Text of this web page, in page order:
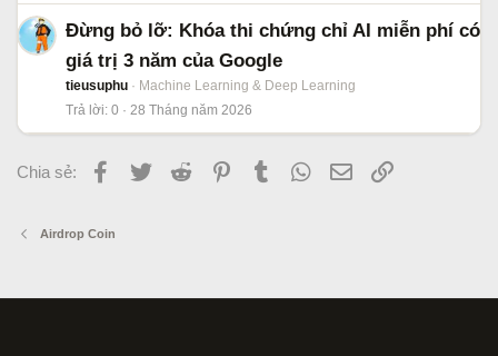
Đừng bỏ lỡ: Khóa thi chứng chỉ AI miễn phí có
giá trị 3 năm của Google
tieusuphu
Machine Learning & Deep Learning
Trả lời 0 28 Tháng năm 2026
Chia sẻ: Facebook
Twitter Reddit PinterestTumblr WhatsApp
Email
Airdrop Coin